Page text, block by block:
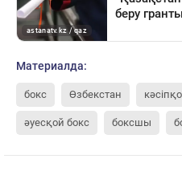
Материалда:
бокс Өзбекстан
әуесқой бокс боксшы